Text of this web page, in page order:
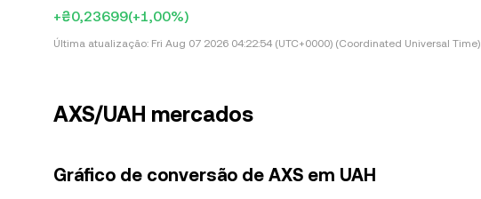
+₴0,23699(+1,00%)
Última atualização: Fri Aug 07 2026 04:22:54 (UTC+0000) (Coordinated Universal Time)
AXS/UAH mercados
Gráfico de conversão de AXS em UAH